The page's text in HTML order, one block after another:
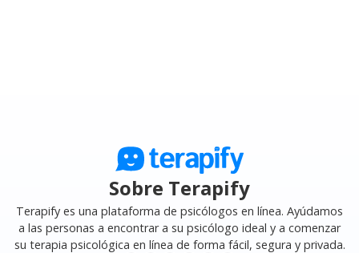
Sobre Terapify
Terapify es una plataforma de psicólogos en línea. Ayúdamos
a las personas a encontrar a su psicólogo ideal y a comenzar
su terapia psicológica en línea de forma fácil, segura y privada.